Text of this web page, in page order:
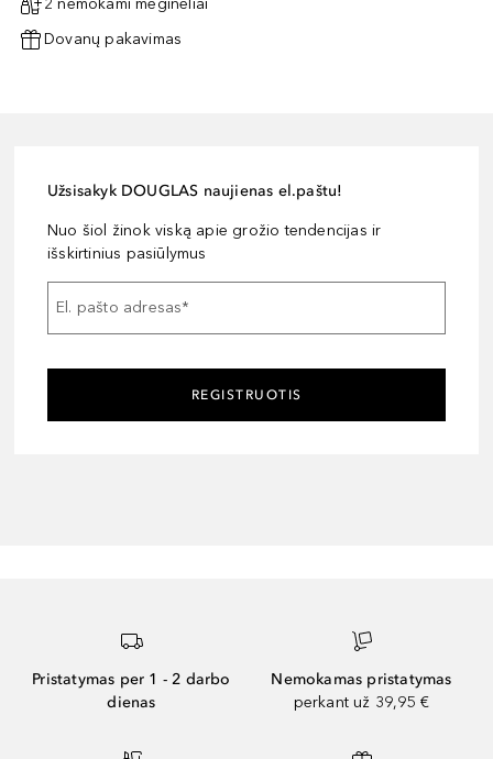
2 nemokami mėginėliai
Dovanų pakavimas
Užsisakyk DOUGLAS naujienas el.paštu!
Nuo šiol žinok viską apie grožio tendencijas ir
išskirtinius pasiūlymus
El. pašto adresas*
REGISTRUOTIS
Pristatymas per 1 - 2 darbo
dienas
Nemokamas pristatymas
perkant už 39,95 €